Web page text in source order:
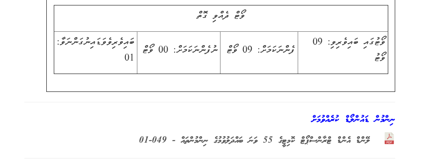
ވޯޓް ދެއްވި ގޮތް
ވޯޓުގައި ބައިވެރިވި: 09
ވޯޓު
ފެންނަކަމަށް: 09 ވޯޓް ނުފެންނަކަމަށް: 00 ވޯޓް
ބައިވެރިވެވަޑައިނުގަންނަވާ:
01
ނިންމުން ޑައުންލޯޑް ކުރެއްވުމަށް
ލޭންޑް އެންޑް ޓްރާންސްޕޯޓް ކޮމިޓީގެ 55 ވަނަ ބައްދަލުވުމުގެ ނިންމުންތައް - 049-01